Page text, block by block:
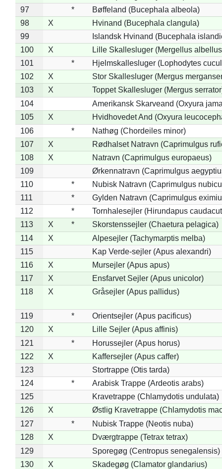
97
*
Bøffeland (Bucephala albeola)
98
X
Hvinand (Bucephala clangula)
99
Islandsk Hvinand (Bucephala
100
X
Lille Skallesluger (Mergellus
101
*
Hjelmskallesluger (Lophodytes
102
X
Stor Skallesluger (Mergus
103
X
Toppet Skallesluger (Mergus
104
Amerikansk Skarveand (Oxyura
105
X
Hvidhovedet And (Oxyura
106
*
Nathøg (Chordeiles minor)
107
X
Rødhalset Natravn (Caprimulgus
108
X
Natravn (Caprimulgus europaeus)
109
Ørkennatravn (Caprimulgus
110
*
Nubisk Natravn (Caprimulgus
111
*
Gylden Natravn (Caprimulgus
112
*
Tornhalesejler (Hirundapus
113
X *
Skorstenssejler (Chaetura pelagica)
114
X
Alpesejler (Tachymarptis melba)
115
Kap Verde-sejler (Apus alexandri)
116
X
Mursejler (Apus apus)
117
X
Ensfarvet Sejler (Apus unicolor)
118
X Gråsejler (Apus pallidus)
119 *
Orientsejler (Apus pacificus)
120
X
Lille Sejler (Apus affinis)
121
*
Horussejler (Apus horus)
122
X
Kaffersejler (Apus caffer)
123
Stortrappe (Otis tarda)
124
*
Arabisk Trappe (Ardeotis arabs)
125
Kravetrappe (Chlamydotis undulata)
126
X
Østlig Kravetrappe (Chlamydotis
127
*
Nubisk Trappe (Neotis nuba)
128
X
Dværgtrappe (Tetrax tetrax)
129
Sporegøg (Centropus senegalensis)
130
X
Skadegøg (Clamator glandarius)